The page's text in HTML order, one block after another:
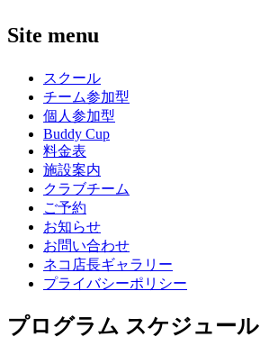
Site menu
スクール
チーム参加型
個人参加型
Buddy Cup
料金表
施設案内
クラブチーム
ご予約
お知らせ
お問い合わせ
ネコ店長ギャラリー
プライバシーポリシー
プログラム スケジュール